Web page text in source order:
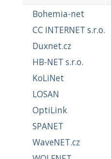
Bohemia-net
CC INTERNET s.r.o.
Duxnet.cz
HB-NET s.r.o.
KoLiNet
LOSAN
OptiLink
SPANET
WaveNET.cz